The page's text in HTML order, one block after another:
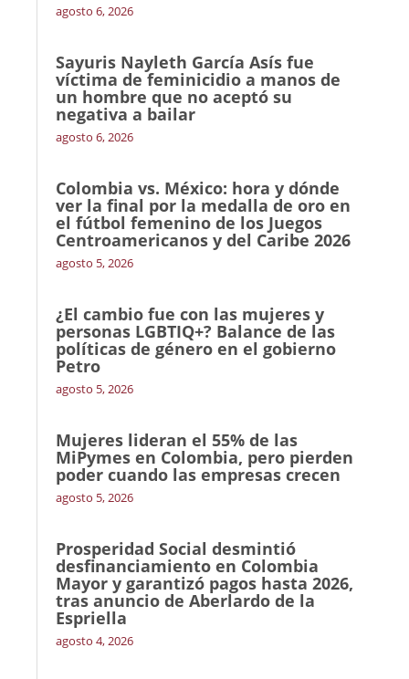
agosto 6, 2026
Sayuris Nayleth García Asís fue
víctima de feminicidio a manos de
un hombre que no aceptó su
negativa a bailar
agosto 6, 2026
Colombia vs. México: hora y dónde
ver la final por la medalla de oro en
el fútbol femenino de los Juegos
Centroamericanos y del Caribe 2026
agosto 5, 2026
¿El cambio fue con las mujeres y
personas LGBTIQ+? Balance de las
políticas de género en el gobierno
Petro
agosto 5, 2026
Mujeres lideran el 55% de las
MiPymes en Colombia, pero pierden
poder cuando las empresas crecen
agosto 5, 2026
Prosperidad Social desmintió
desfinanciamiento en Colombia
Mayor y garantizó pagos hasta 2026,
tras anuncio de Aberlardo de la
Espriella
agosto 4, 2026